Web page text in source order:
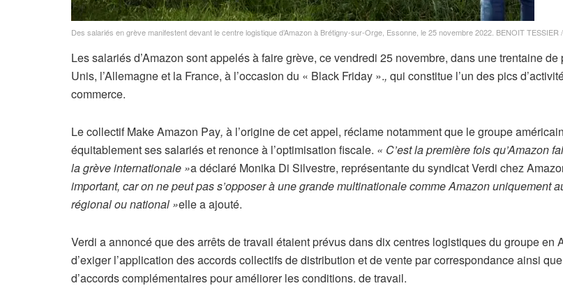
Des salariés en grève manifestent devant le centre logistique d’Amazon à Brétigny-sur-Orge, Essonne, le 25 novembre 2022. BENOIT TESSIER
Les salariés d’Amazon sont appelés à faire grève, ce vendredi 25 novembre, dans une trentaine
Unis, l’Allemagne et la France, à l’occasion du « Black Friday »., qui constitue l’un des pics
commerce.
Le collectif Make Amazon Pay, à l’origine de cet appel, réclame notamment que le groupe
équitablement ses salariés et renonce à l’optimisation fiscale. « C’est la première fois qu’Amazon
la grève internationale »a déclaré Monika Di Silvestre, représentante du syndicat Verdi chez
important, car on ne peut pas s’opposer à une grande multinationale comme Amazon uniquement
régional ou national »elle a ajouté.
Verdi a annoncé que des arrêts de travail étaient prévus dans dix centres logistiques du groupe en
d’exiger l’application des accords collectifs de distribution et de vente par correspondance ainsi
d’accords complémentaires pour améliorer les conditions. de travail.